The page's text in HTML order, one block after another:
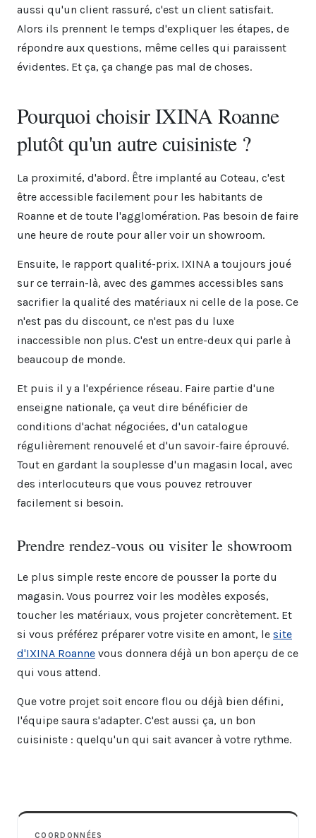
aussi qu'un client rassuré, c'est un client satisfait.
Alors ils prennent le temps d'expliquer les étapes, de
répondre aux questions, même celles qui paraissent
évidentes. Et ça, ça change pas mal de choses.
Pourquoi choisir IXINA Roanne
plutôt qu'un autre cuisiniste ?
La proximité, d'abord. Être implanté au Coteau, c'est
être accessible facilement pour les habitants de
Roanne et de toute l'agglomération. Pas besoin de faire
une heure de route pour aller voir un showroom.
Ensuite, le rapport qualité-prix. IXINA a toujours joué
sur ce terrain-là, avec des gammes accessibles sans
sacrifier la qualité des matériaux ni celle de la pose. Ce
n'est pas du discount, ce n'est pas du luxe
inaccessible non plus. C'est un entre-deux qui parle à
beaucoup de monde.
Et puis il y a l'expérience réseau. Faire partie d'une
enseigne nationale, ça veut dire bénéficier de
conditions d'achat négociées, d'un catalogue
régulièrement renouvelé et d'un savoir-faire éprouvé.
Tout en gardant la souplesse d'un magasin local, avec
des interlocuteurs que vous pouvez retrouver
facilement si besoin.
Prendre rendez-vous ou visiter le showroom
Le plus simple reste encore de pousser la porte du
magasin. Vous pourrez voir les modèles exposés,
toucher les matériaux, vous projeter concrètement. Et
si vous préférez préparer votre visite en amont, le site
d'IXINA Roanne vous donnera déjà un bon aperçu de ce
qui vous attend.
Que votre projet soit encore flou ou déjà bien défini,
l'équipe saura s'adapter. C'est aussi ça, un bon
cuisiniste : quelqu'un qui sait avancer à votre rythme.
COORDONNÉES